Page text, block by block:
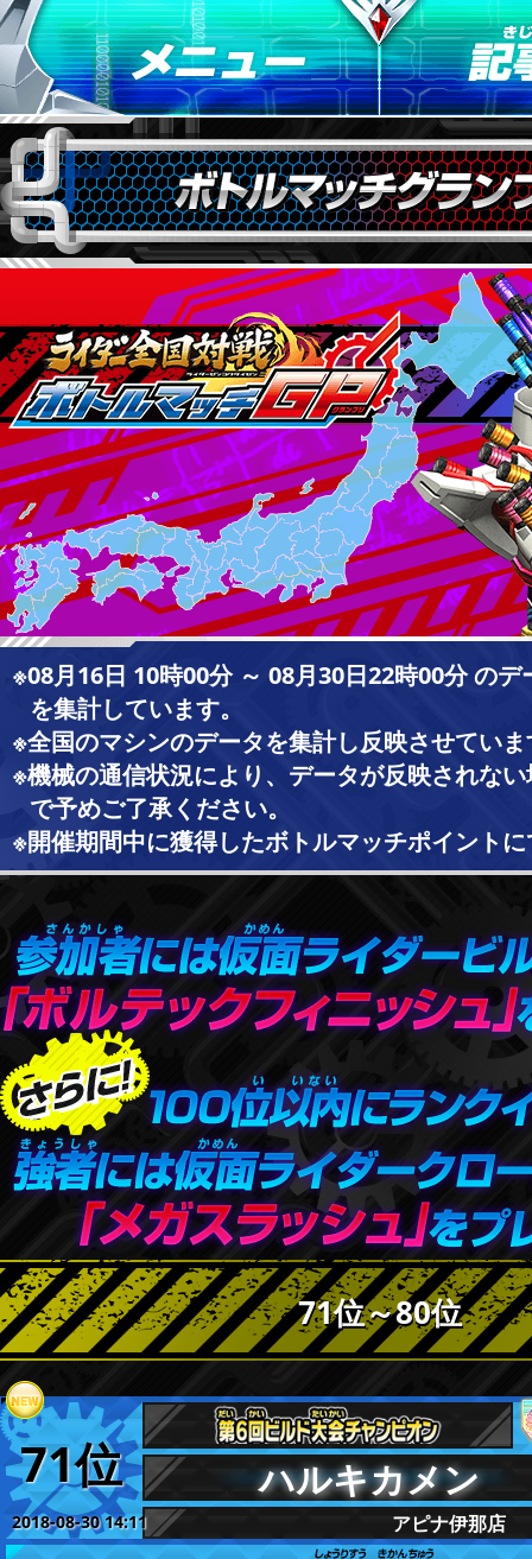
※08月16日 10時00分 ～ 08月30日22時00分 の
を集計しています。
※全国のマシンのデータを集計し反映させてい
※機械の通信状況により、データが反映されな
で予めご了承ください。
※開催期間中に獲得したボトルマッチポイント
71位～80位
71位
2018-08-30 14:11
更新
ハルキカメン
アピナ伊那店